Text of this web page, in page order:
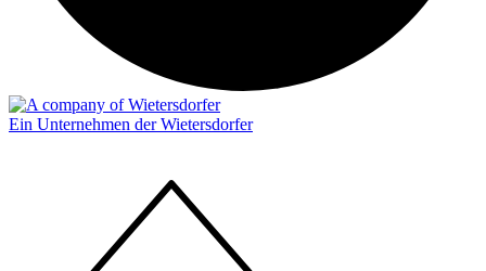
Ein Unternehmen der Wietersdorfer